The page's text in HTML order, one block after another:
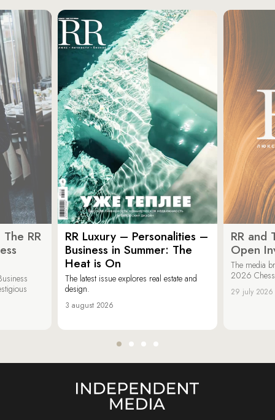
RR
RR Luxury – Personalities –
Business in Summer: The
Heat is On
The latest issue explores real estate and
design.
3 august 2026
RR and
Open
The media
2026
29 july 2026